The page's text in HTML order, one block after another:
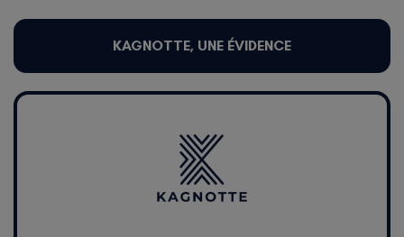
KAGNOTTE, UNE ÉVIDENCE